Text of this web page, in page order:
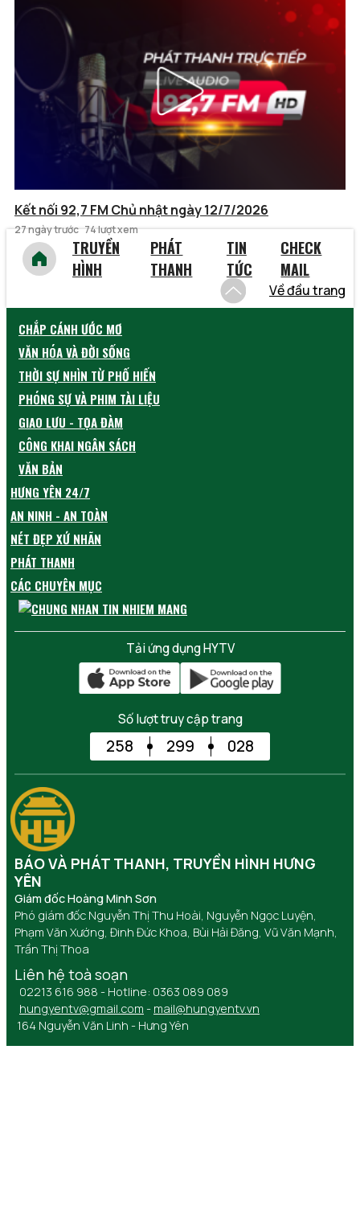
Kết nối 92,7 FM Chủ nhật ngày 12/7/2026
27 ngày trước 74 lượt xem
TRUYỀN
HÌNH
PHÁT
THANH
TIN
TỨC
CHECK
MAIL
Về đầu trang
CHẮP CÁNH ƯỚC MƠ
VĂN HÓA VÀ ĐỜI SỐNG
THỜI SỰ NHÌN TỪ PHỐ HIẾN
PHÓNG SỰ VÀ PHIM TÀI LIỆU
GIAO LƯU - TỌA ĐÀM
CÔNG KHAI NGÂN SÁCH
VĂN BẢN
HƯNG YÊN 24/7
AN NINH - AN TOÀN
NÉT ĐẸP XỨ NHÃN
PHÁT THANH
CÁC CHUYÊN MỤC
Tải ứng dụng HYTV
Số lượt truy cập trang
258 299 028
BÁO VÀ PHÁT THANH, TRUYỀN HÌNH HƯNG
YÊN
Giám đốc Hoàng Minh Sơn
Phó giám đốc Nguyễn Thị Thu Hoài, Nguyễn Ngọc Luyện,
Phạm Văn Xướng, Đinh Đức Khoa, Bùi Hải Đăng, Vũ Văn Mạnh,
Trần Thị Thoa
Liên hệ toà soạn
02213 616 988 - Hotline: 0363 089 089
hungyentv@gmail.com - mail@hungyentv.vn
164 Nguyễn Văn Linh - Hưng Yên